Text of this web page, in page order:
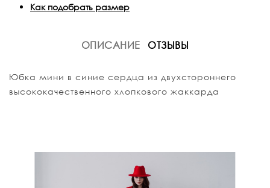
Как подобрать размер
ОПИСАНИЕ ОТЗЫВЫ
Юбка мини в синие сердца из двухстороннего
высококачественного хлопкового жаккарда